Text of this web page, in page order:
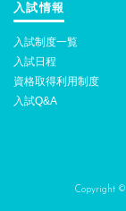
入試情報
入試制度一覧
入試日程
資格取得利用制度
入試Q&A
Copyright ©